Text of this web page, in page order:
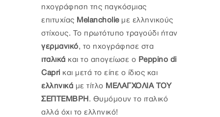
ηχογράφηση της παγκόσμιας
επιτυχίας Melancholieμε ελληνικούς
στίχους. Το πρωτότυπο τραγούδι ήταν
γερμανικό, το ηχογράφησε στα
ιταλικά και το απογείωσε ο Peppino di
Capri και μετά το είπε ο ίδιος και
ελληνικά με τίτλο ΜΕΛΑΓΧΟΛΙΑ ΤΟΥ
ΣΕΠΤΕΜΒΡΗ . Θυμόμουν το ιταλικό
αλλά όχι το ελληνικό!